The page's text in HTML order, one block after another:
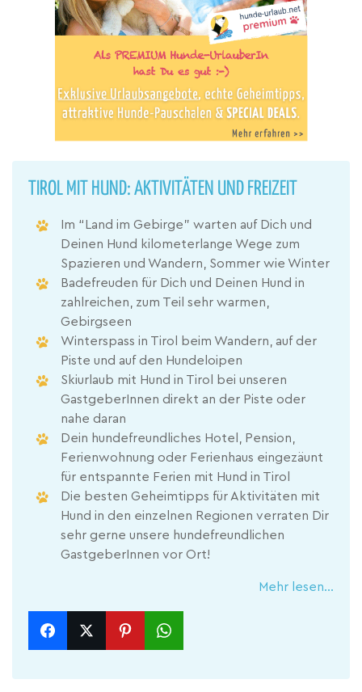
TIROL MIT HUND: AKTIVITÄTEN UND FREIZEIT
Im “Land im Gebirge” warten auf Dich und
Deinen Hund kilometerlange Wege zum
Spazieren und Wandern, Sommer wie Winter
Badefreuden für Dich und Deinen Hund in
zahlreichen, zum Teil sehr warmen,
Gebirgseen
Winterspass in Tirol beim Wandern, auf der
Piste und auf den Hundeloipen
Skiurlaub mit Hund in Tirol bei unseren
GastgeberInnen direkt an der Piste oder
nahe daran
Dein hundefreundliches Hotel, Pension,
Ferienwohnung oder Ferienhaus eingezäunt
für entspannte Ferien mit Hund in Tirol
Die besten Geheimtipps für Aktivitäten mit
Hund in den einzelnen Regionen verraten Dir
sehr gerne unsere hundefreundlichen
GastgeberInnen vor Ort!
Mehr lesen...